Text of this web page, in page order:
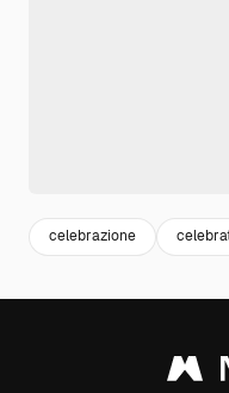
celebrazione